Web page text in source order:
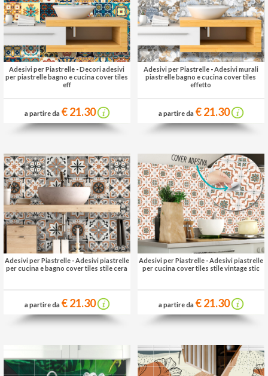
Adesivi per Piastrelle -Decori adesivi
per piastrelle bagno e cucina cover tiles
eff
a partire da € 21.30
Adesivi per Piastrelle -Adesivi murali
piastrelle bagno e cucina cover tiles
effetto
a partire da € 21.30
Adesivi per Piastrelle -Adesivi piastrelle
per cucina e bagno cover tiles stile cera
a partire da € 21.30
Adesivi per Piastrelle -Adesivi piastrelle
per cucina cover tiles stile vintage stic
a partire da € 21.30